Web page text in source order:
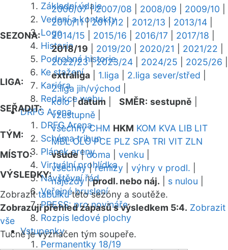
Základní údaje
Vedení a kontakty
Logo
Historie
Podrobná historie
Ke stažení
Kariéra
Redakce webu
DRFG Arena
DRFG Arena
Schéma tribun
Plánek areny
Virtuální prohlídka
Návštěvní řád
Veřejné bruslení
PRESS: pro novináře
Rozpis ledové plochy
Vstupenky
Permanentky 18/19
SEZONA:
2006/07|2007/08 2008/09 2009/10
2010/11|2011/12 2012/13 2013/14
2014/15
2015/16 2016/17 2017/18
2018/19
2019/20 2020/21 2021/22
2022/23|2023/24 2024/25 2025/26
LIGA:
extraliga 1.liga 2.liga sever/střed
2.liga jih/východ
SEŘADIT:
kolo|datum SMĚR: sestupně
vzestupně
TÝM:
všechny CHM HKM KOM KVA LIB LIT
MBL OLO PCE PLZ SPA TRI VIT ZLN
MÍSTO:
všude|doma venku
VÝSLEDKY:
všechny|remízy výhry v prodl.
nájezdy|prodl. nebo náj. s nulou
Zobrazittabulkutéto sezóny a soutěže.
Zobrazuji přehled zápasů s výsledkem 5:4. Zobrazit
vše
Tučně je vyznačen tým soupeře.